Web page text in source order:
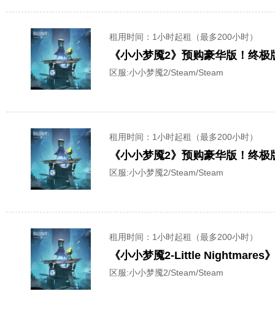
租用时间 ：1小时起租（最多200小时）
《小小梦魇2》预购豪华版！终
区服:小小梦魇2/Steam/Steam
租用时间 ：1小时起租（最多200小时）
《小小梦魇2》预购豪华版！终
区服:小小梦魇2/Steam/Steam
租用时间 ：1小时起租（最多200小时）
《小小梦魇2-Little Nightmares
区服:小小梦魇2/Steam/Steam